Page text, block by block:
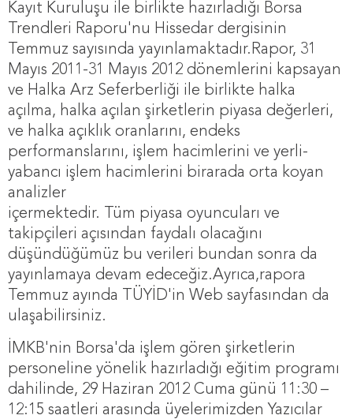
Kayıt Kuruluşu ile birlikte hazırladığı Borsa
Trendleri Raporu'nu Hissedar dergisinin
Temmuz sayısında yayınlamaktadır.Rapor, 31
Mayıs 2011-31 Mayıs 2012 dönemlerini kapsayan
ve Halka Arz Seferberliği ile birlikte halka
açılma, halka açılan şirketlerin piyasa değerleri,
ve halka açıklık oranlarını, endeks
performanslarını, işlem hacimlerini ve yerli-
yabancı işlem hacimlerini birarada orta koyan
analizler
içermektedir. Tüm piyasa oyuncuları ve
takipçileri açısından faydalı olacağını
düşündüğümüz bu verileri bundan sonra da
yayınlamaya devam edeceğiz.Ayrıca,rapora
Temmuz ayında TÜYİD'in Web sayfasından da
ulaşabilirsiniz.
İMKB'nin Borsa'da işlem gören şirketlerin
personeline yönelik hazırladığı eğitim programı
dahilinde, 29 Haziran 2012 Cuma günü 11:30 –
12:15 saatleri arasında üyelerimizden Yazıcılar